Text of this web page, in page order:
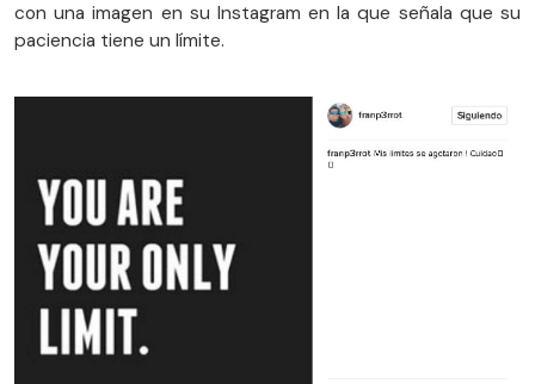
con una imagen en su Instagram en la que señala que su
paciencia tiene un límite.